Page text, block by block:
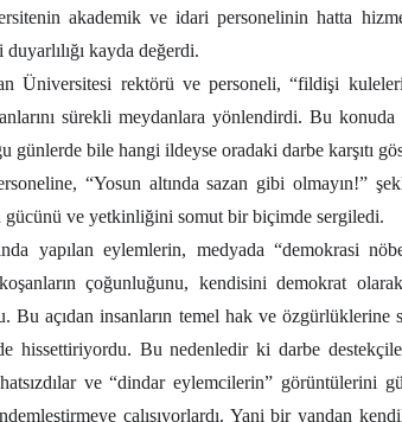
akademik ve idari personelinin hatta
kayda değerdi.
Üniversitesi rektörü ve personeli, “fildişi
sürekli meydanlara yönlendirdi. Bu
günlerde bile hangi ildeyse oradaki darbe karşıtı
“Yosun altında sazan gibi olmayın!”
gücünü ve yetkinliğini somut bir biçimde sergiledi.
yapılan eylemlerin, medyada “demokrasi
çoğunluğunu, kendisini demokrat
Bu açıdan insanların temel hak ve özgürlüklerine
hissettiriyordu. Bu nedenledir ki darbe
ve “dindar eylemcilerin” görüntülerini
çalışıyorlardı. Yani bir yandan